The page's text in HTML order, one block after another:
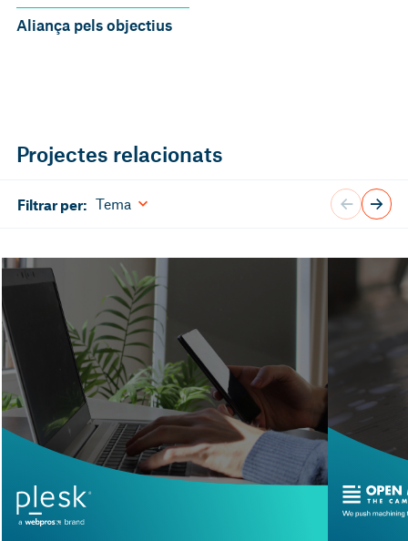
Aliança pels objectius
Projectes relacionats
Filtrar per: Tema